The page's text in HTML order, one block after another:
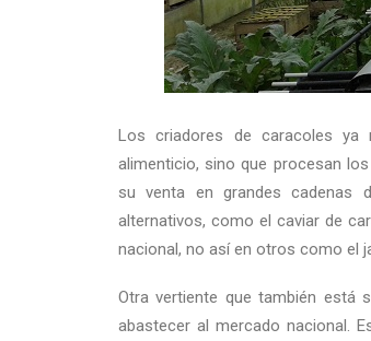
Los criadores de caracoles ya
alimenticio, sino que procesan
su venta en grandes cadenas
alternativos, como el caviar de
nacional, no así en otros como el
Otra vertiente que también está
abastecer al mercado nacional.